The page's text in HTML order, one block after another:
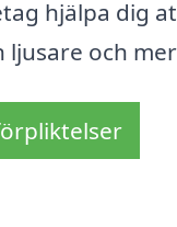
hjälpa dig
och